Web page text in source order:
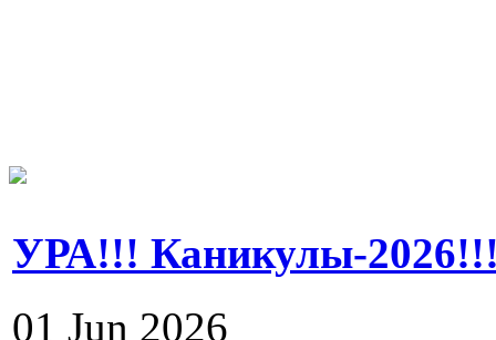
УРА!!! Каникулы-
01 Jun 2026